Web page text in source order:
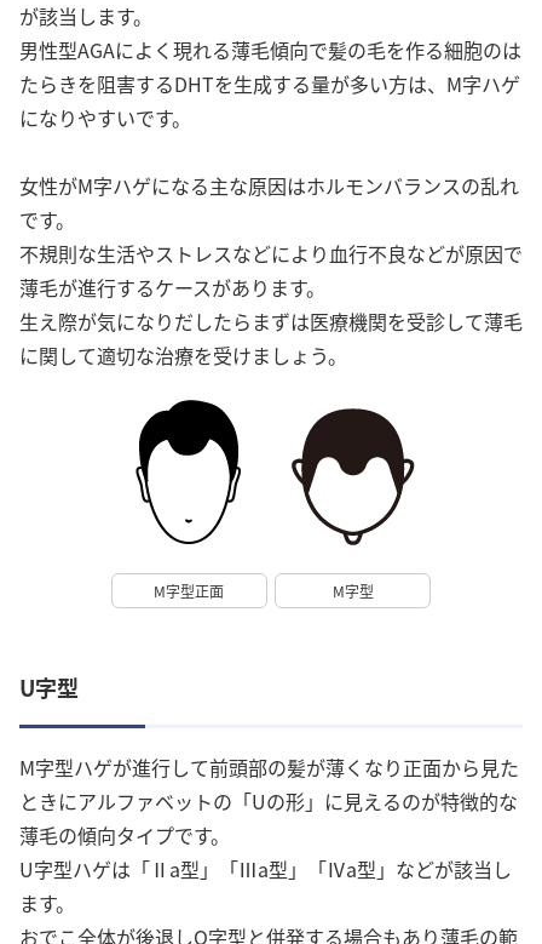
が該当します。
男性型AGAによく現れる薄毛傾向で髪の毛を作る細胞のは
たらきを阻害するDHTを生成する量が多い方は、M字ハゲ
になりやすいです。
女性がM字ハゲになる主な原因はホルモンバランスの乱れ
です。
不規則な生活やストレスなどにより血行不良などが原因で
薄毛が進行するケースがあります。
生え際が気になりだしたらまずは医療機関を受診して薄毛
に関して適切な治療を受けましょう。
M字型正面 M字型
U字型
M字型ハゲが進行して前頭部の髪が薄くなり正面から見た
ときにアルファベットの「Uの形」に見えるのが特徴的な
薄毛の傾向タイプです。
U字型ハゲは「Ⅱa型」「Ⅲa型」「Ⅳa型」などが該当し
ます。
おでこ全体が後退しO字型と併発する場合もあり薄毛の範